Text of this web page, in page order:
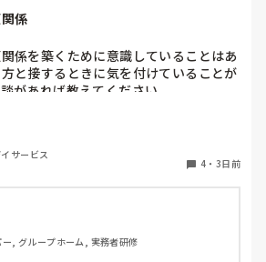
係
係を築くために意識していることはあ
と接するときに気を付けていることが
があれば教えてください。
サービス
4 ・ 3日前
ー, グループホーム, 実務者研修